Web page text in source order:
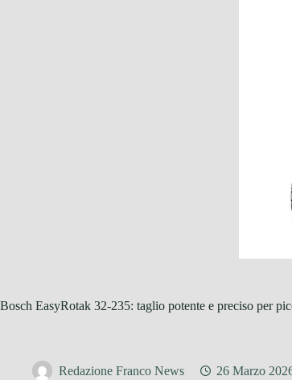
Bosch EasyRotak 32-235: taglio potente e preciso per
Redazione Franco News 26 Marzo